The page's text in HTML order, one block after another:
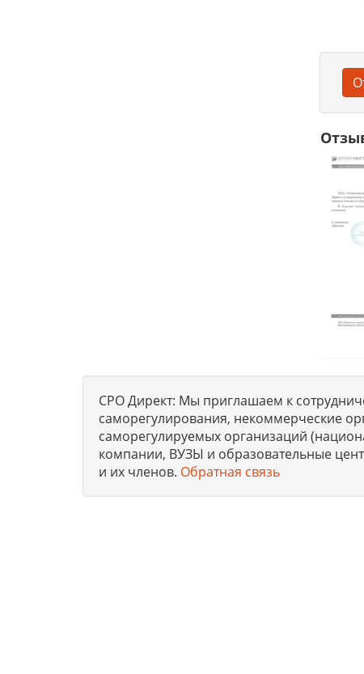
СРО Директ: Мы приглашаем к
саморегулирования, некоммерческие
саморегулируемых организаций
компании, ВУЗЫ и образовательные
и их членов. Обратная связь